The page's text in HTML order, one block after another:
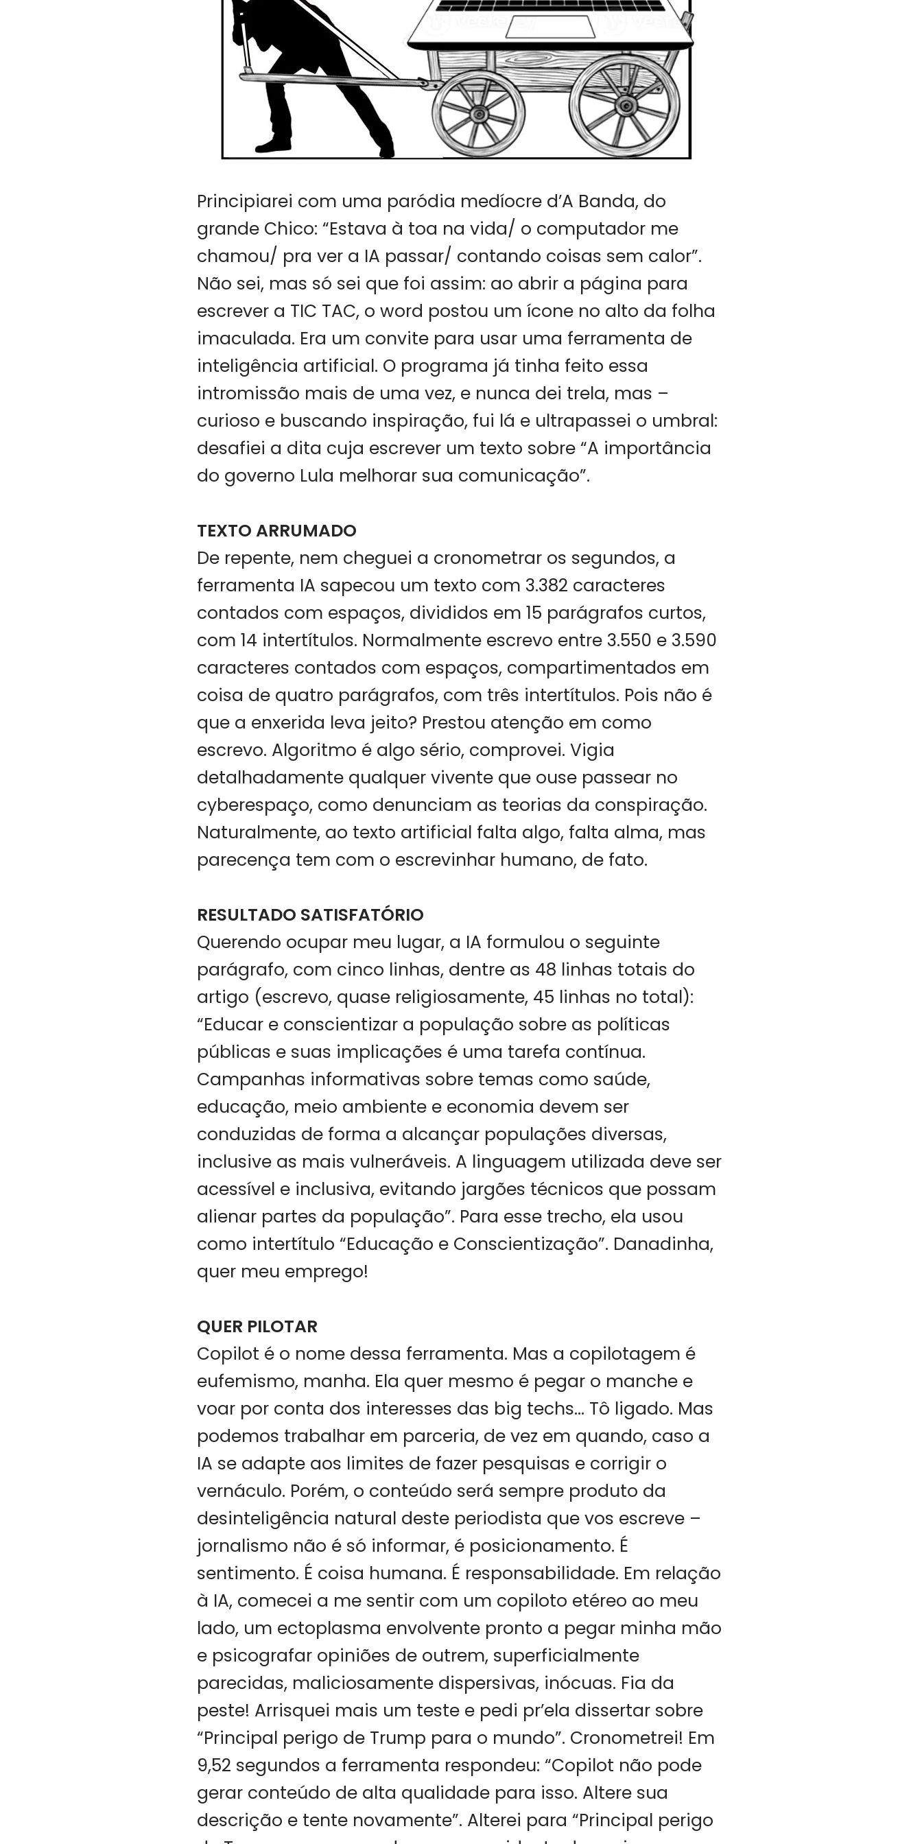
Principiarei com uma paródia medíocre d’A Banda, do
grande Chico: “Estava à toa na vida/ o computador me
chamou/ pra ver a IA passar/ contando coisas sem calor”.
Não sei, mas só sei que foi assim: ao abrir a página para
escrever a TIC TAC, o word postou um ícone no alto da folha
imaculada. Era um convite para usar uma ferramenta de
inteligência artificial. O programa já tinha feito essa
intromissão mais de uma vez, e nunca dei trela, mas –
curioso e buscando inspiração, fui lá e ultrapassei o umbral:
desafiei a dita cuja escrever um texto sobre “A importância
do governo Lula melhorar sua comunicação”.
TEXTO ARRUMADO
De repente, nem cheguei a cronometrar os segundos, a
ferramenta IA sapecou um texto com 3.382 caracteres
contados com espaços, divididos em 15 parágrafos curtos,
com 14 intertítulos. Normalmente escrevo entre 3.550 e 3.590
caracteres contados com espaços, compartimentados em
coisa de quatro parágrafos, com três intertítulos. Pois não é
que a enxerida leva jeito? Prestou atenção em como
escrevo. Algoritmo é algo sério, comprovei. Vigia
detalhadamente qualquer vivente que ouse passear no
cyberespaço, como denunciam as teorias da conspiração.
Naturalmente, ao texto artificial falta algo, falta alma, mas
parecença tem com o escrevinhar humano, de fato.
RESULTADO SATISFATÓRIO
Querendo ocupar meu lugar, a IA formulou o seguinte
parágrafo, com cinco linhas, dentre as 48 linhas totais do
artigo (escrevo, quase religiosamente, 45 linhas no total):
“Educar e conscientizar a população sobre as políticas
públicas e suas implicações é uma tarefa contínua.
Campanhas informativas sobre temas como saúde,
educação, meio ambiente e economia devem ser
conduzidas de forma a alcançar populações diversas,
inclusive as mais vulneráveis. A linguagem utilizada deve ser
acessível e inclusiva, evitando jargões técnicos que possam
alienar partes da população”. Para esse trecho, ela usou
como intertítulo “Educação e Conscientização”. Danadinha,
quer meu emprego!
QUER PILOTAR
Copilot é o nome dessa ferramenta. Mas a copilotagem é
eufemismo, manha. Ela quer mesmo é pegar o manche e
voar por conta dos interesses das big techs… Tô ligado. Mas
podemos trabalhar em parceria, de vez em quando, caso a
IA se adapte aos limites de fazer pesquisas e corrigir o
vernáculo. Porém, o conteúdo será sempre produto da
desinteligência natural deste periodista que vos escreve –
jornalismo não é só informar, é posicionamento. É
sentimento. É coisa humana. É responsabilidade. Em relação
à IA, comecei a me sentir com um copiloto etéreo ao meu
lado, um ectoplasma envolvente pronto a pegar minha mão
e psicografar opiniões de outrem, superficialmente
parecidas, maliciosamente dispersivas, inócuas. Fia da
peste! Arrisquei mais um teste e pedi pr’ela dissertar sobre
“Principal perigo de Trump para o mundo”. Cronometrei! Em
9,52 segundos a ferramenta respondeu: “Copilot não pode
gerar conteúdo de alta qualidade para isso. Altere sua
descrição e tente novamente”. Alterei para “Principal perigo